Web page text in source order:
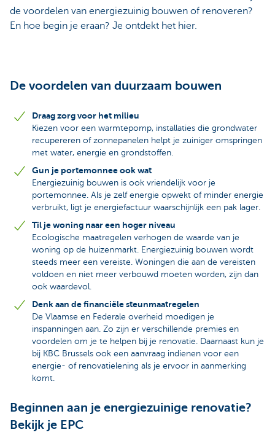
de voordelen van energiezuinig bouwen of renoveren?
En hoe begin je eraan? Je ontdekt het hier.
De voordelen van duurzaam bouwen
Draag zorg voor het milieu
Kiezen voor een warmtepomp, installaties die grondwater
recupereren of zonnepanelen helpt je zuiniger omspringen
met water, energie en grondstoffen.
Gun je portemonnee ook wat
Energiezuinig bouwen is ook vriendelijk voor je
portemonnee. Als je zelf energie opwekt of minder energie
verbruikt, ligt je energiefactuur waarschijnlijk een pak lager.
Til je woning naar een hoger niveau
Ecologische maatregelen verhogen de waarde van je
woning op de huizenmarkt. Energiezuinig bouwen wordt
steeds meer een vereiste. Woningen die aan de vereisten
voldoen en niet meer verbouwd moeten worden, zijn dan
ook waardevol.
Denk aan de financiële steunmaatregelen
De Vlaamse en Federale overheid moedigen je
inspanningen aan. Zo zijn er verschillende premies en
voordelen om je te helpen bij je renovatie. Daarnaast kun je
bij KBC Brussels ook een aanvraag indienen voor een
energie- of renovatielening als je ervoor in aanmerking
komt.
Beginnen aan je energiezuinige renovatie?
Bekijk je EPC